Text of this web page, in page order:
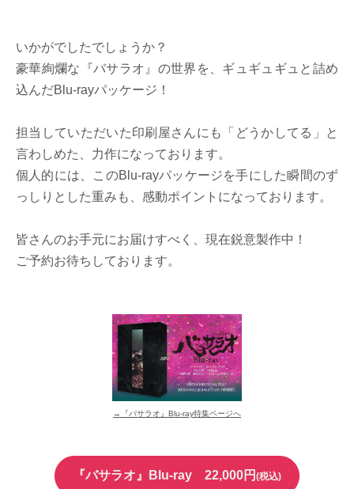
いかがでしたでしょうか？
豪華絢爛な『バサラオ』の世界を、ギュギュギュと詰め
込んだBlu-rayパッケージ！
担当していただいた印刷屋さんにも「どうかしてる」と
言わしめた、力作になっております。
個人的には、このBlu-rayパッケージを手にした瞬間のず
っしりとした重みも、感動ポイントになっております。
皆さんのお手元にお届けすべく、現在鋭意製作中！
ご予約お待ちしております。
→『バサラオ』Blu-ray特集ページへ
『バサラオ』Blu-ray 22,000円 (税込)